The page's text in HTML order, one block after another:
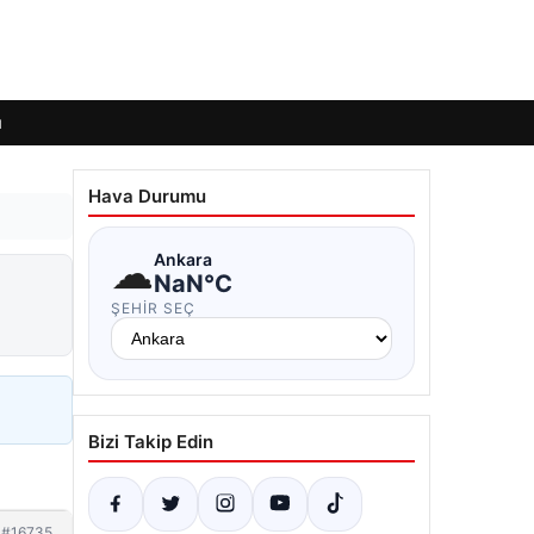
Hava Durumu
☁Ankara
NaN°C
ŞEHIR SEÇ
Bizi Takip Edin